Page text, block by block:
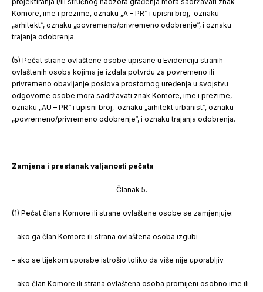
Komore, ime i prezime, oznaku „A – PR“ i upisni broj, oznaku
„arhitekt“, oznaku „povremeno/privremeno odobrenje“, i oznaku
trajanja odobrenja.
(5) Pečat strane ovlaštene osobe upisane u Evidenciju stranih
ovlaštenih osoba kojima je izdala potvrdu za povremeno ili
privremeno obavljanje poslova prostornog uređenja u svojstvu
odgovorne osobe mora sadržavati znak Komore, ime i prezime,
oznaku „AU – PR“ i upisni broj, oznaku „arhitekt urbanist“, oznaku
„povremeno/privremeno odobrenje“, i oznaku trajanja odobrenja.
Zamjena i prestanak valjanosti pečata
Članak 5.
(1) Pečat člana Komore ili strane ovlaštene osobe se zamjenjuje:
- ako ga član Komore ili strana ovlaštena osoba izgubi
- ako se tijekom uporabe istrošio toliko da više nije uporabljiv
- ako član Komore ili strana ovlaštena osoba promijeni osobno ime ili